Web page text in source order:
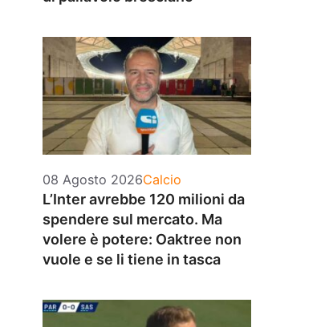
08 Agosto 2026Categorie
Calcio
L’Inter avrebbe 120 milioni da
spendere sul mercato. Ma
volere è potere: Oaktree non
vuole e se li tiene in tasca